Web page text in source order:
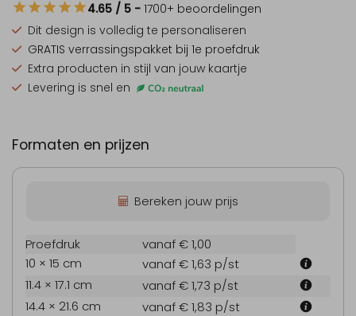
4.65 / 5 - 1700+ beoordelingen
Dit design is volledig te personaliseren
GRATIS verrassingspakket bij 1e proefdruk
Extra producten in stijl van jouw kaartje
Levering is snel en
Formaten en prijzen
Bereken jouw prijs
Proefdruk
vanaf € 1,00
10 × 15 cm
vanaf € 1,63 p/st
11.4 × 17.1 cm
vanaf € 1,73 p/st
14.4 × 21.6 cm
vanaf € 1,83 p/st